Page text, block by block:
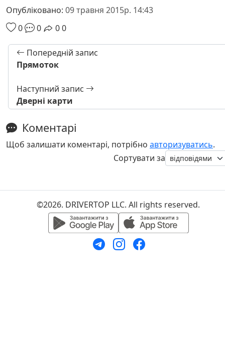
Опубліковано: 09 травня 2015р. 14:43
0
0 00
Попередній запис
Прямоток
Наступний запис
Дверні карти
Коментарі
Щоб залишати коментарі, потрібно авторизуватись.
Сортувати за
©2026. DRIVERTOP LLC. All rights reserved.